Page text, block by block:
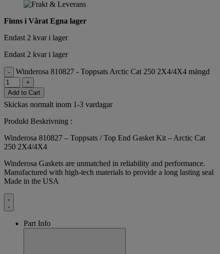
Finns i Vårat Egna lager
Endast 2 kvar i lager
Endast 2 kvar i lager
- Winderosa 810827 - Toppsats Arctic Cat 250 2X4/4X4 mängd
+
Add to Cart
Skickas normalt inom 1-3 vardagar
Produkt Beskrivning :
Winderosa 810827 – Toppsats / Top End Gasket Kit – Arctic Cat
250 2X4/4X4
Winderosa Gaskets are unmatched in reliability and performance.
Manufactured with high-tech materials to provide a long lasting seal
Made in the USA
Part Info